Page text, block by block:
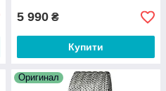
5 990 ₴
Купити
Оригинал